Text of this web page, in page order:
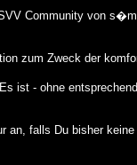
Community von
zum Zweck der
ist - ohne
falls Du bisher